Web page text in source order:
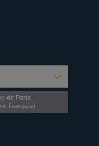
de Paris
français)